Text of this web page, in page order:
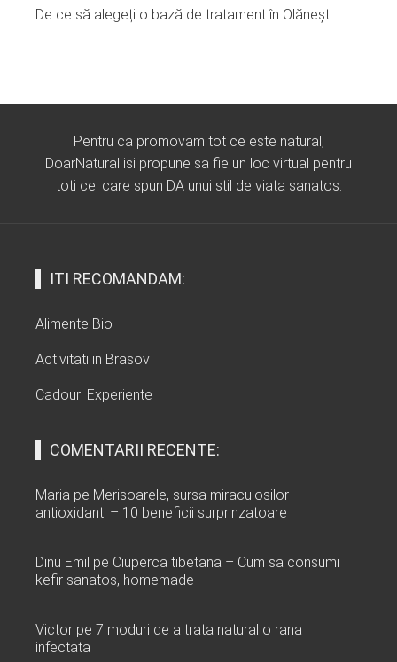
De ce să alegeți o bază de tratament în Olănești
Pentru ca promovam tot ce este natural,
DoarNatural isi propune sa fie un loc virtual pentru
toti cei care spun DA unui stil de viata sanatos.
ITI RECOMANDAM:
Alimente Bio
Activitati in Brasov
Cadouri Experiente
COMENTARII RECENTE:
Maria pe Merisoarele, sursa miraculosilor
antioxidanti – 10 beneficii surprinzatoare
Dinu Emil pe Ciuperca tibetana – Cum sa consumi
kefir sanatos, homemade
Victor pe 7 moduri de a trata natural o rana
infectata